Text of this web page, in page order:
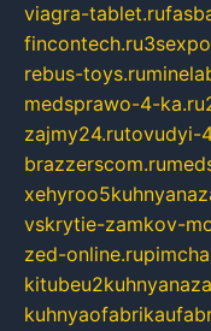
viagra-tablet.ru
fincontech.ru
rebus-toys.ru
medsprawo-4-ka.ru
zajmy24.rutovudyi-
brazzerscom.ru
vskrytie-zamkov-
zed-online.ru